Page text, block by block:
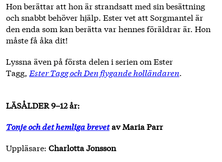
Hon berättar att hon är strandsatt med sin besättning
och snabbt behöver hjälp. Ester vet att Sorgmantel är
den enda som kan berätta var hennes föräldrar är. Hon
måste få åka dit!
Lyssna även på första delen i serien om Ester
Tagg, Ester Tagg och Den flygande holländaren.
LÄSÅLDER 9–12 år:
Tonje och det hemliga brevetav Maria Parr
Uppläsare: Charlotta Jonsson